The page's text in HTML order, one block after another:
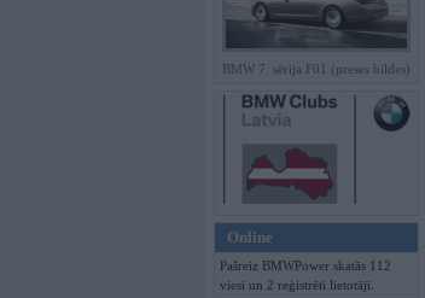
BMW 7. sērija F01 (preses bildes)
Online
Pašreiz BMWPower skatās 112
viesi un 2 reģistrēti lietotāji.